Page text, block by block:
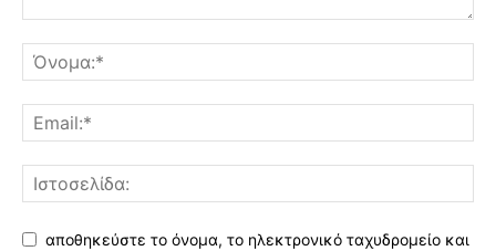
αποθηκεύστε το όνομα, το ηλεκτρονικό ταχυδρομείο και